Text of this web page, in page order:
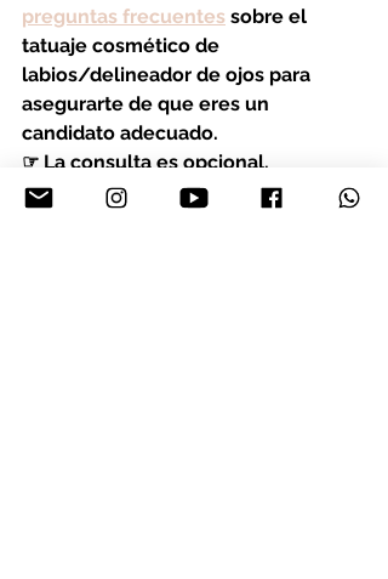
preguntas frecuentes sobre el
tatuaje cosmético de
labios/delineador de ojos para
asegurarte de que eres un
candidato adecuado.
☞ La consulta es opcional.